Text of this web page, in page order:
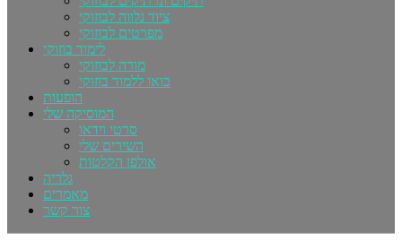
ציוד נלווה לבוזוקי
מפרטים לבוזוקי
לימוד בוזוקי
מורה לבוזוקי
בואו ללמוד בוזוקי
הופעות
המוסיקה שלי
סרטי וידאו
השירים שלי
אולפן הקלטות
גלריה
מאמרים
צור קשר